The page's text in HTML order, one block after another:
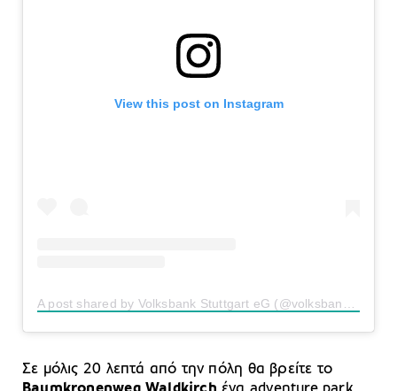
View this post on Instagram
Σε μόλις 20 λεπτά από την πόλη θα βρείτε το